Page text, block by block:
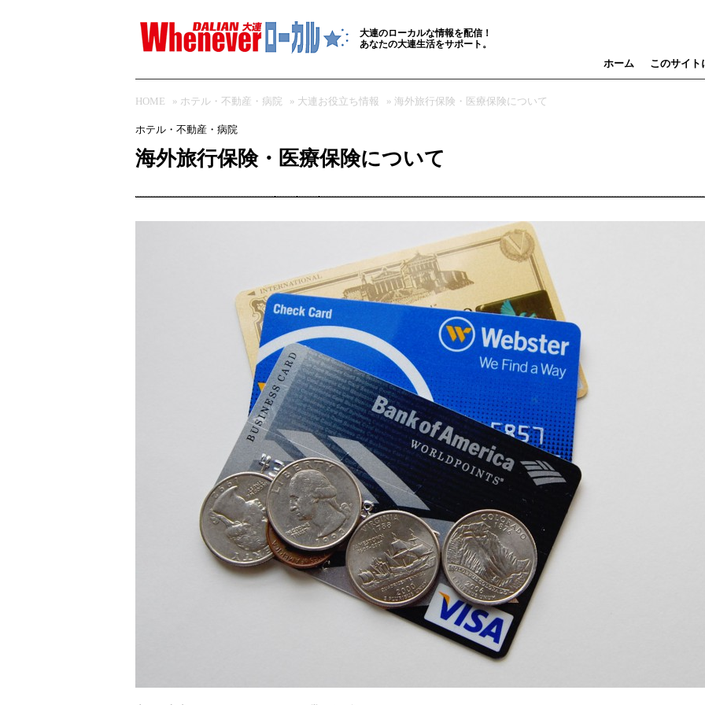
大連のローカルな情報を配信！
あなたの大連生活をサポート。
ホーム
このサイト
HOME » ホテル・不動産・病院 » 大連お役立ち情報 » 海外旅行保険・医療保険について
ホテル・不動産・病院
海外旅行保険・医療保険について